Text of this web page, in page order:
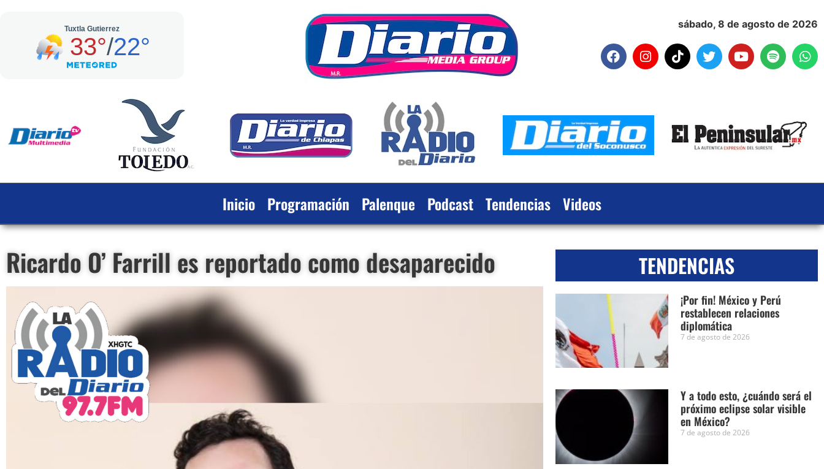
sábado, 8 de agosto de 2026
Inicio Programación Palenque Podcast Tendencias Videos
Ricardo O’ Farrill es reportado como desaparecido TENDENCIAS
¡Por fin! México y Perú
restablecen relaciones
diplomática
7 de agosto de 2026
Y a todo esto, ¿cuándo será el
próximo eclipse solar visible
en México?
7 de agosto de 2026